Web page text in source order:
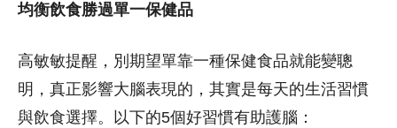
均衡飲食勝過單一保健品
高敏敏提醒，別期望單靠一種保健食品就能變聰
明，真正影響大腦表現的，其實是每天的生活習慣
與飲食選擇。以下的5個好習慣有助護腦：